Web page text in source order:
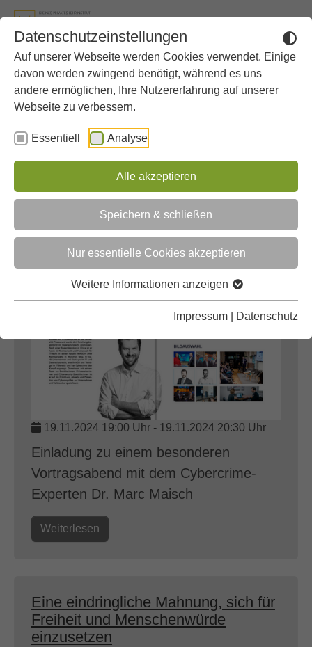
Datenschutzeinstellungen
Auf unserer Webseite werden Cookies verwendet. Einige
davon werden zwingend benötigt, während es uns
andere ermöglichen, Ihre Nutzererfahrung auf unserer
Webseite zu verbessern.
Essentiell Analyse
Alle akzeptieren
Speichern & schließen
Nur essentielle Cookies akzeptieren
Weitere Informationen anzeigen
Impressum Datenschutz
Sie sind hier:
Gymnasium Aktuelles
Aktuelles
Cybercrime und KI: Schöne neue
Welt?!
19.11.2024 19:00 Uhr - 19.11.2024 20:30 Uhr
Einladung zu einem besonderen
Vortragsabend mit dem Cybercrime-
Experten Dr. Marc Maisch
Weiterlesen
Eine eindringliche Mahnung, sich für
Freiheit und Menschenwürde
einzusetzen